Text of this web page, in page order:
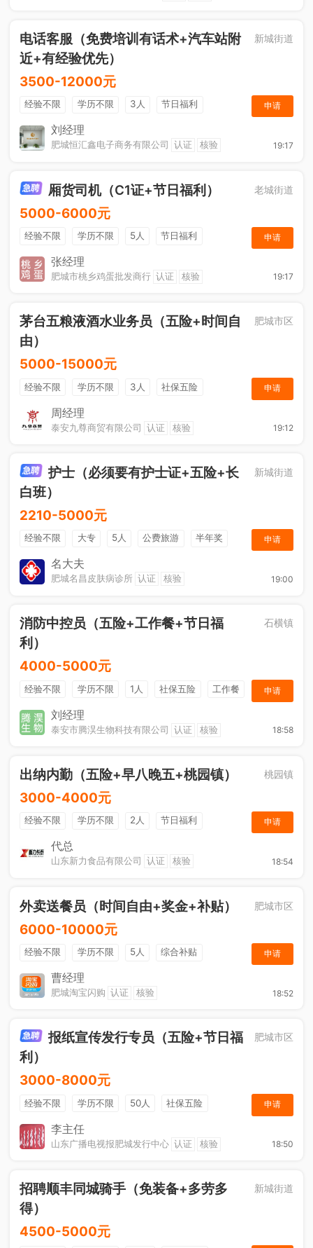
电话客服（免费培训有话术+汽车站附
近+有经验优先）
新城街道
3500-12000元
经验不限 学历不限 3人
节日福利
休假制度
综合补贴
申请
刘经理
肥城恒汇鑫电子商务有限公司 认证 核验 19:17
厢货司机（C1证+节日福利） 老城街道
5000-6000元
经验不限 学历不限 5人
节日福利
加班补助
综合补贴
申请
张经理
肥城市桃乡鸡蛋批发商行 认证 核验 19:17
茅台五粮液酒水业务员（五险+时间自
由）
肥城市区
5000-15000元
经验不限 学历不限 3人
社保五险
节日福利
综合补贴
年终奖金
休假制度 法定节假日
申请
周经理
泰安九尊商贸有限公司 认证 核验 19:12
护士（必须要有护士证+五险+长
白班）
新城街道
2210-5000元
经验不限 大专 5人 公费旅游
半年奖
奖金
综合补贴
申请
名大夫
肥城名昌皮肤病诊所 认证 核验 19:00
消防中控员（五险+工作餐+节日福
利）
石横镇
4000-5000元
经验不限 学历不限 1人 社保五险
工作餐
节日福利
申请
刘经理
泰安市腾淏生物科技有限公司 认证 核验 18:58
出纳内勤（五险+早八晚五+桃园镇） 桃园镇
3000-4000元
经验不限 学历不限 2人
节日福利
社保五险
工作餐
申请
代总
山东新力食品有限公司 认证 核验 18:54
外卖送餐员（时间自由+奖金+补贴） 肥城市区
6000-10000元
经验不限 学历不限 5人
综合补贴
奖励计划
加班补助
申请
曹经理
肥城淘宝闪购 认证 核验 18:52
报纸宣传发行专员（五险+节日福
利）
肥城市区
3000-8000元
经验不限 学历不限 50人
社保五险
节日福利
销售奖金
申请
李主任
山东广播电视报肥城发行中心 认证 核验 18:50
招聘顺丰同城骑手（免装备+多劳多
得）
新城街道
4500-5000元